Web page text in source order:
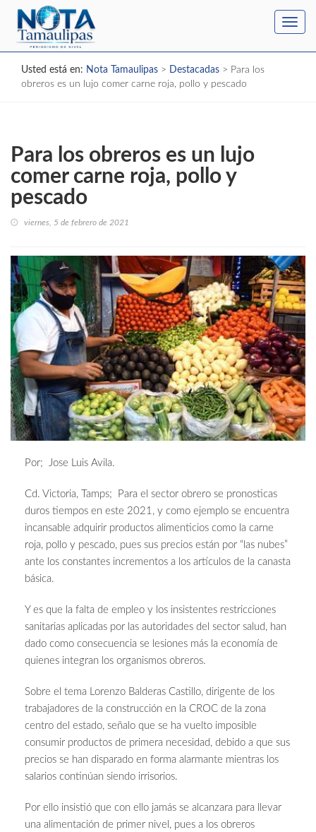
Usted está en: Nota Tamaulipas > Destacadas > Para los
obreros es un lujo comer carne roja, pollo y pescado
Para los obreros es un lujo
comer carne roja, pollo y
pescado
viernes, 5 de febrero de 2021
Por; Jose Luis Avila.
Cd. Victoria, Tamps; Para el sector obrero se pronosticas
duros tiempos en este 2021, y como ejemplo se encuentra
incansable adquirir productos alimenticios como la carne
roja, pollo y pescado, pues sus precios están por “las nubes”
ante los constantes incrementos a los artículos de la canasta
básica.
Y es que la falta de empleo y los insistentes restricciones
sanitarias aplicadas por las autoridades del sector salud, han
dado como consecuencia se lesiones más la economía de
quienes integran los organismos obreros.
Sobre el tema Lorenzo Balderas Castillo, dirigente de los
trabajadores de la construcción en la CROC de la zona
centro del estado, señalo que se ha vuelto imposible
consumir productos de primera necesidad, debido a que sus
precios se han disparado en forma alarmante mientras los
salarios continúan siendo irrisorios.
Por ello insistió que con ello jamás se alcanzara para llevar
una alimentación de primer nivel, pues a los obreros